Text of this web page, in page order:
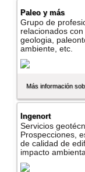
Paleo y más
Grupo de
relacionados
geologia,
ambiente, etc.
Más información
Ingenort
Servicios
Prospecciones,
de calidad de
impacto